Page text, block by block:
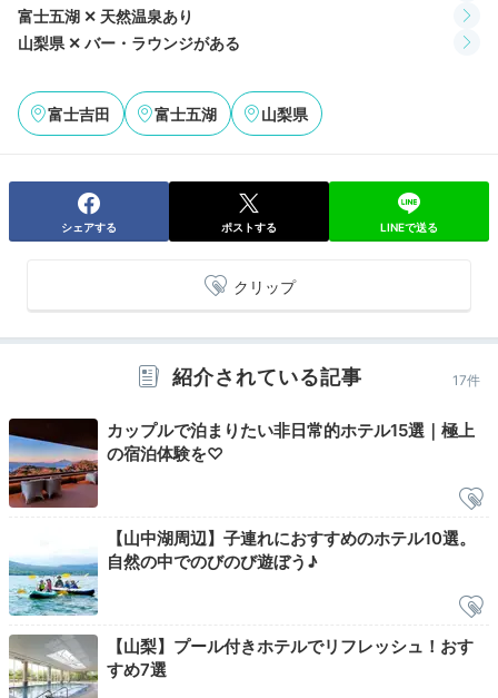
レストランの半個室にて、会席料理をいただきました。
ず、とても美しく、大満足できる品々
21:30
絶景を目の前にして
天然温泉に入る贅沢
屋上露天風呂「富士山」
3段に連なった湯舟から、眼前に広がる絶景を満喫でき
る屋上露天風呂「富士山」。
で、心ゆくまで癒しのひとときを過ごしましょう。大浴
場内湯やサウナなどもあり、温泉時間を存分に楽しめま
富士五湖 ✕ 天然温泉あり
山梨県 ✕ バー・ラウンジがある
富士吉田 富士五湖 山梨県
シェアする ポストする LINEで送る
クリップ
紹介されている記事 17件
カップルで泊まりたい非日常的ホテル15選｜極上
の宿泊体験を♡
【山中湖周辺】子連れにおすすめのホテル10選。
自然の中でのびのび遊ぼう♪
【山梨】プール付きホテルでリフレッシュ！おす
すめ7選